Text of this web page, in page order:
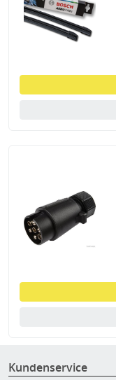
Kundenservice